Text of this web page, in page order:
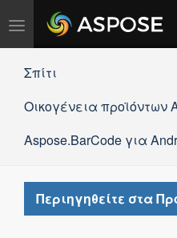
Εναλλαγή
πλοήγησης
Σπίτι
Οικογένεια προϊόντων
Aspose.BarCode για
Περιηγηθείτε στα